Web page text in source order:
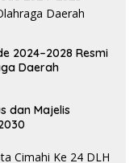
2024–2028 Resmi
Daerah
dan Majelis